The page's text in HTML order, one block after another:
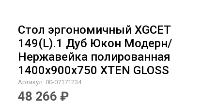
Стол эргономичный XGCET
149(L).1 Дуб Юкон Модерн/
Нержавейка полированная
1400х900х750 XTEN GLOSS
Артикул: 00-07171234
48 266 ₽